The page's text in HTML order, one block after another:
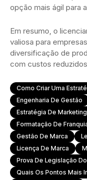
opção mais ágil para
Em resumo, o
valiosa para
diversificação de
com custos
Como Criar Uma
Engenharia De Gestão
Estratégia De Marketing
Formatação De
Gestão De Marca
Licença De Marca
Prova De Legislação
Quais Os Pontos Mais